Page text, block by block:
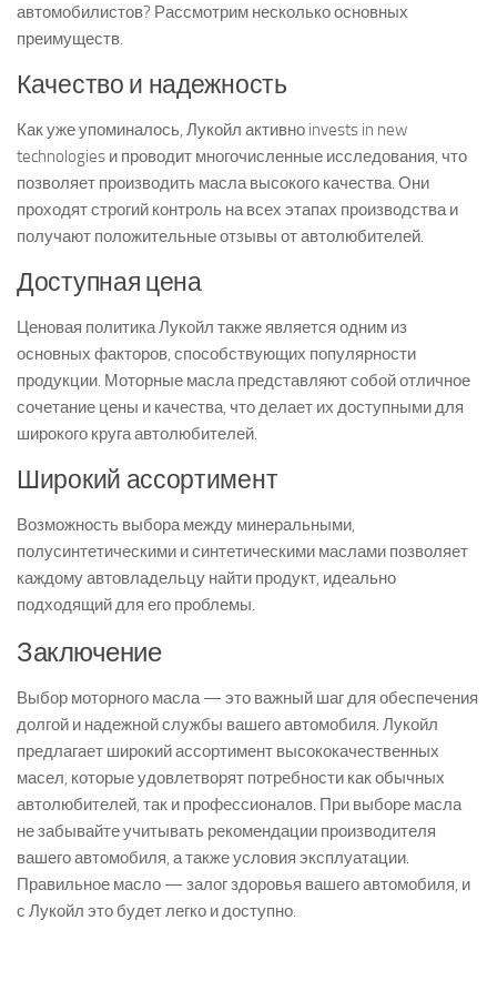
автомобилистов? Рассмотрим несколько основных
преимуществ.
Качество и надежность
Как уже упоминалось, Лукойл активно invests in new
technologies и проводит многочисленные исследования, что
позволяет производить масла высокого качества. Они
проходят строгий контроль на всех этапах производства и
получают положительные отзывы от автолюбителей.
Доступная цена
Ценовая политика Лукойл также является одним из
основных факторов, способствующих популярности
продукции. Моторные масла представляют собой отличное
сочетание цены и качества, что делает их доступными для
широкого круга автолюбителей.
Широкий ассортимент
Возможность выбора между минеральными,
полусинтетическими и синтетическими маслами позволяет
каждому автовладельцу найти продукт, идеально
подходящий для его проблемы.
Заключение
Выбор моторного масла — это важный шаг для обеспечения
долгой и надежной службы вашего автомобиля. Лукойл
предлагает широкий ассортимент высококачественных
масел, которые удовлетворят потребности как обычных
автолюбителей, так и профессионалов. При выборе масла
не забывайте учитывать рекомендации производителя
вашего автомобиля, а также условия эксплуатации.
Правильное масло — залог здоровья вашего автомобиля, и
с Лукойл это будет легко и доступно.